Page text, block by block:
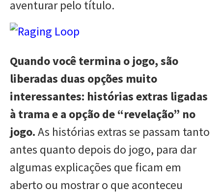
aventurar pelo título.
Quando você termina o jogo, são
liberadas duas opções muito
interessantes: histórias extras ligadas
à trama e a opção de “revelação” no
jogo.As histórias extras se passam tanto
antes quanto depois do jogo, para dar
algumas explicações que ficam em
aberto ou mostrar o que aconteceu